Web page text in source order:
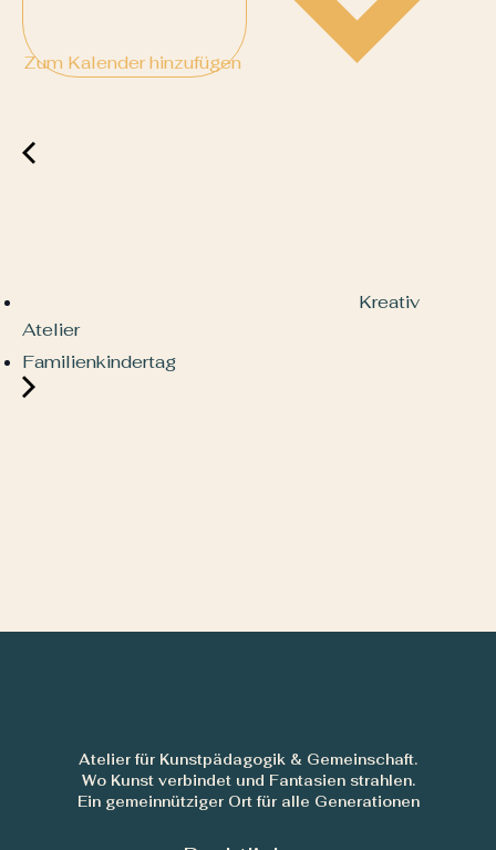
Zum Kalender hinzufügen
Kreativ
Atelier
Familienkindertag
Atelier für Kunstpädagogik & Gemeinschaft.
Wo Kunst verbindet und Fantasien strahlen.
Ein gemeinnütziger Ort für alle Generationen